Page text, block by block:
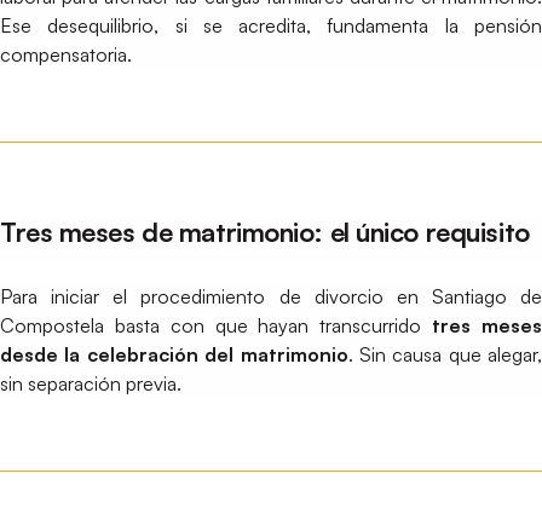
Ese desequilibrio, si se acredita, fundamenta la pensión
compensatoria.
Tres meses de matrimonio: el único requisito
Para iniciar el procedimiento de divorcio en Santiago de
Compostela basta con que hayan transcurrido tres meses
desde la celebración del matrimonio. Sin causa que alegar,
sin separación previa.